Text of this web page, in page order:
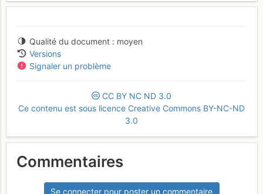
Qualité du document
moyen
Versions
Signaler un problème
CC BY NC ND 3.0
Ce contenu est sous licence Creative Commons BY-NC-ND
3.0
Commentaires
Se connecter pour poster un commentaire